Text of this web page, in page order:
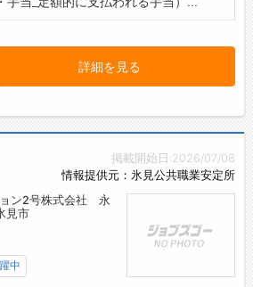
詳細を見る
掲載開始日:2026/07/08
情報提供元：氷見公共職業安定所
ン2号株式会社 永
見市
中